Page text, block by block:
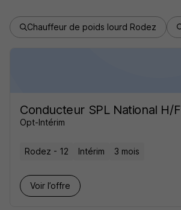
Chauffeur de poids lourd Rodez
Conducteur SPL National H/F
Opt-Intérim
Rodez - 12 Intérim 3 mois
Voir l’offre